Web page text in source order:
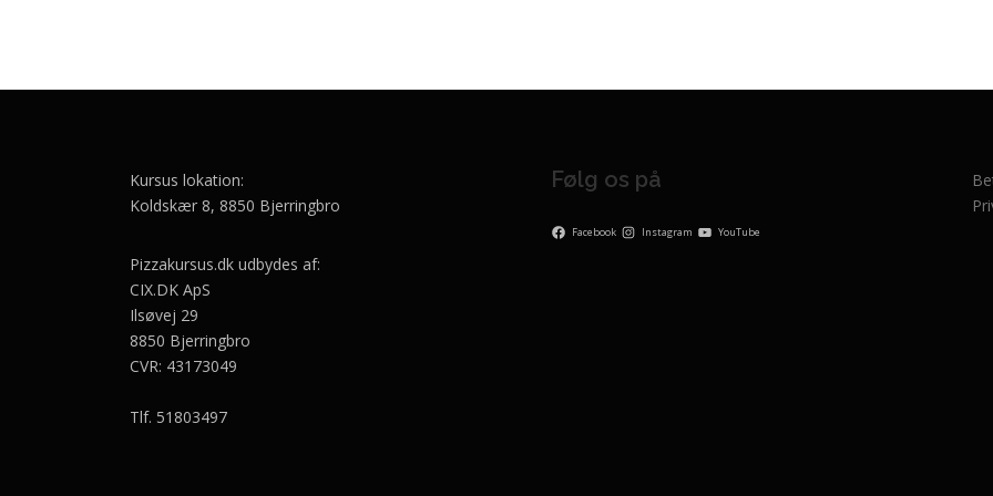
Kursus lokation:
Koldskær 8, 8850 Bjerringbro
Pizzakursus.dk udbydes af:
CIX.DK ApS
Ilsøvej 29
8850 Bjerringbro
CVR: 43173049
Tlf. 51803497
Følg os på
Facebook Instagram YouTube